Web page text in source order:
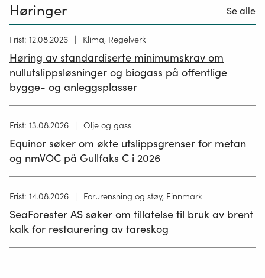
Høringer Se alle
Høring
publisert
12.05.2026
Frist: 12.08.2026 Klima, Regelverk
Høring av standardiserte minimumskrav om
nullutslippsløsninger og biogass på offentlige
bygge- og anleggsplasser
Høring
publisert
02.07.2026
Frist: 13.08.2026 Olje og gass
Equinor søker om økte utslippsgrenser for metan
og nmVOC på Gullfaks C i 2026
Høring
publisert
19.06.2026
Frist: 14.08.2026 Forurensning og støy, Finnmark
SeaForester AS søker om tillatelse til bruk av brent
kalk for restaurering av tareskog